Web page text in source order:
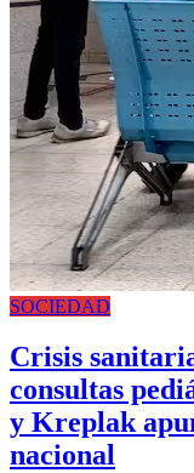
SOCIEDAD
Crisis
consultas
y Kreplak
nacional